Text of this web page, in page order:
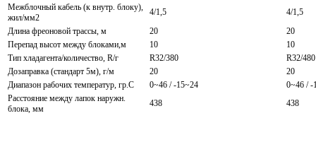
Межблочный кабель (к внутр. блоку),
жил/мм2
4/1,5
4/1,5
Длина фреоновой трассы, м
20
20
Перепад высот между блоками,м
10
10
Тип хладагента/количество, R/г
R32/380
R32/480
Дозаправка (стандарт 5м), г/м
20
20
Диапазон рабочих температур, гр.С
0~46 / -15~24
0~46 / -
Расстояние между лапок наружн.
блока, мм
438 438